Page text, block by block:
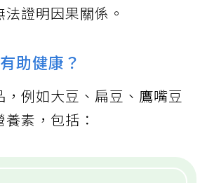
證明因果關係。
助健康？
，例如大豆、扁豆、鷹嘴豆
素，包括：